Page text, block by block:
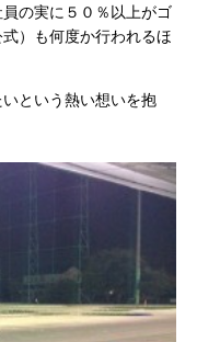
の実に５０％以上がゴ
）も何度か行われるほ
という熱い想いを抱